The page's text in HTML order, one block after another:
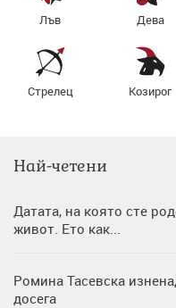
Лъв Дева
Стрелец Козирог
Най-четени
Датата, на която сте
живот. Ето как...
Ромина Тасевска
досега